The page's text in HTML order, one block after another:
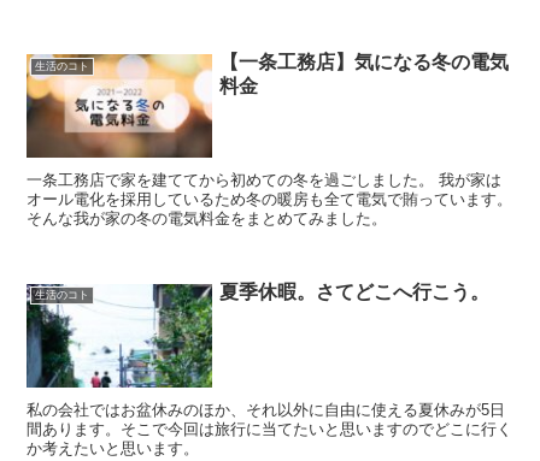
生活のコト
【一条工務店】気になる冬の電気
料金
一条工務店で家を建ててから初めての冬を過ごしました。 我が家は
オール電化を採用しているため冬の暖房も全て電気で賄っています。
そんな我が家の冬の電気料金をまとめてみました。
生活のコト 夏季休暇。さてどこへ行こう。
私の会社ではお盆休みのほか、それ以外に自由に使える夏休みが5日
間あります。そこで今回は旅行に当てたいと思いますのでどこに行く
か考えたいと思います。